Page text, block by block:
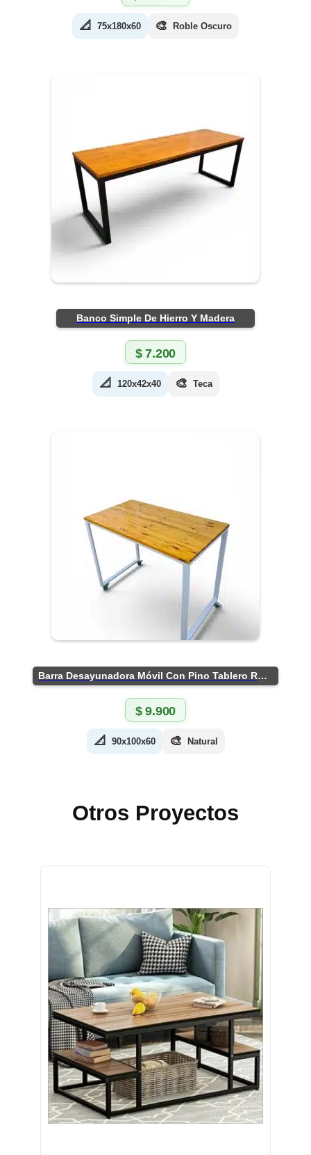
📐 75x180x60 🎨 Roble Oscuro
Banco Simple De Hierro Y Madera
$7.200
📐 120x42x40 🎨 Teca
Barra Desayunadora Móvil Con Pino Tablero Rústico
$9.900
📐 90x100x60 🎨 Natural
Otros Proyectos